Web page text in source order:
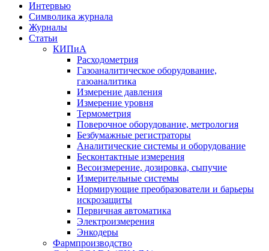
Интервью
Символика журнала
Журналы
Статьи
КИПиА
Расходометрия
Газоаналитическое оборудование,
газоаналитика
Измерение давления
Измерение уровня
Термометрия
Поверочное оборудование, метрология
Безбумажные регистраторы
Аналитические системы и оборудование
Бесконтактные измерения
Весоизмерение, дозировка, сыпучие
Измерительные системы
Нормирующие преобразователи и барьеры
искрозащиты
Первичная автоматика
Электроизмерения
Энкодеры
Фармпроизводство